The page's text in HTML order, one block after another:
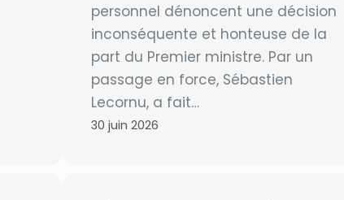
personnel dénoncent une décision
inconséquente et honteuse de la
part du Premier ministre. Par un
passage en force, Sébastien
Lecornu, a fait…
30 juin 2026